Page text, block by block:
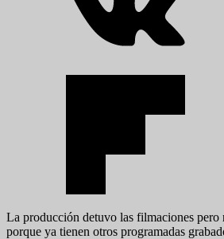
La producción detuvo las filmaciones pero
porque ya tienen otros programadas